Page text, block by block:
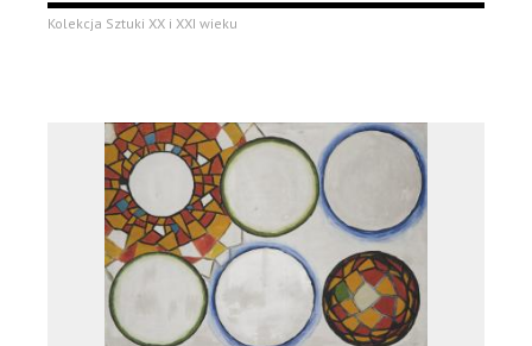
Kolekcja Sztuki XX i XXI wieku